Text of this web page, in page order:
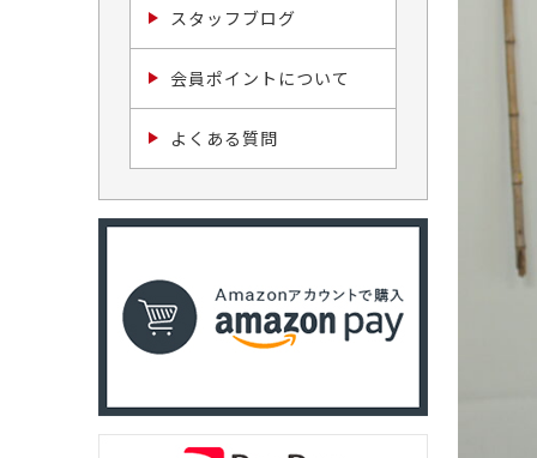
スタッフブログ
会員ポイントについて
よくある質問